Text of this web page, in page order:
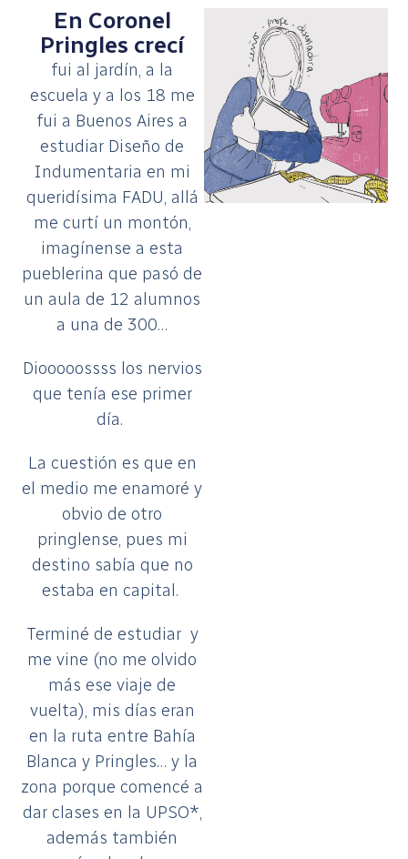
En Coronel
Pringles crecí
fui al jardín, a la
escuela y a los 18 me
fui a Buenos Aires a
estudiar Diseño de
Indumentaria en mi
queridísima FADU, allá
me curtí un montón,
imagínense a esta
pueblerina que pasó de
un aula de 12 alumnos
a una de 300…
Diooooossss los nervios
que tenía ese primer
día.
La cuestión es que en
el medio me enamoré y
obvio de otro
pringlense, pues mi
destino sabía que no
estaba en capital.
Terminé de estudiar y
me vine (no me olvido
más ese viaje de
vuelta), mis días eran
en la ruta entre Bahía
Blanca y Pringles… y la
zona porque comencé a
dar clases en la UPSO*,
además también